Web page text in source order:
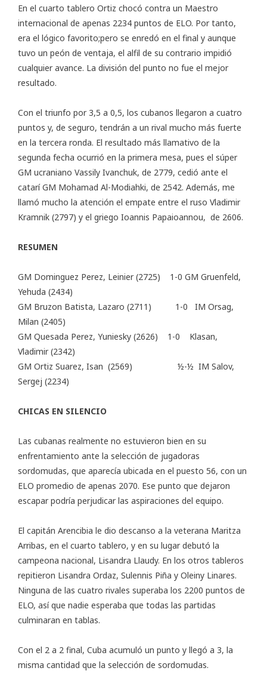
En el cuarto tablero Ortiz chocó contra un Maestro
internacional de apenas 2234 puntos de ELO. Por tanto,
era el lógico favorito;pero se enredó en el final y aunque
tuvo un peón de ventaja, el alfil de su contrario impidió
cualquier avance. La división del punto no fue el mejor
resultado.
Con el triunfo por 3,5 a 0,5, los cubanos llegaron a cuatro
puntos y, de seguro, tendrán a un rival mucho más fuerte
en la tercera ronda. El resultado más llamativo de la
segunda fecha ocurrió en la primera mesa, pues el súper
GM ucraniano Vassily Ivanchuk, de 2779, cedió ante el
catarí GM Mohamad Al-Modiahki, de 2542. Además, me
llamó mucho la atención el empate entre el ruso Vladimir
Kramnik (2797) y el griego Ioannis Papaioannou, de 2606.
RESUMEN
GM Dominguez Perez, Leinier (2725) 1-0 GM Gruenfeld,
Yehuda (2434)
GM Bruzon Batista, Lazaro (2711) 1-0 IM Orsag,
Milan (2405)
GM Quesada Perez, Yuniesky (2626) 1-0 Klasan,
Vladimir (2342)
GM Ortiz Suarez, Isan (2569) ½-½ IM Salov,
Sergej (2234)
CHICAS EN SILENCIO
Las cubanas realmente no estuvieron bien en su
enfrentamiento ante la selección de jugadoras
sordomudas, que aparecía ubicada en el puesto 56, con un
ELO promedio de apenas 2070. Ese punto que dejaron
escapar podría perjudicar las aspiraciones del equipo.
El capitán Arencibia le dio descanso a la veterana Maritza
Arribas, en el cuarto tablero, y en su lugar debutó la
campeona nacional, Lisandra Llaudy. En los otros tableros
repitieron Lisandra Ordaz, Sulennis Piña y Oleiny Linares.
Ninguna de las cuatro rivales superaba los 2200 puntos de
ELO, así que nadie esperaba que todas las partidas
culminaran en tablas.
Con el 2 a 2 final, Cuba acumuló un punto y llegó a 3, la
misma cantidad que la selección de sordomudas.